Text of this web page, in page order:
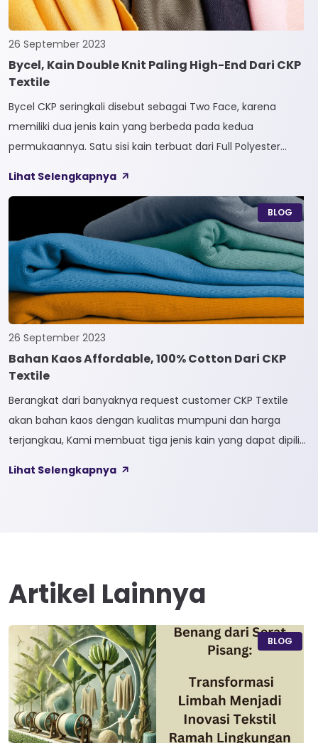
26 September 2023
Bycel, Kain Double Knit Paling High-End Dari CKP
Textile
Bycel CKP seringkali disebut sebagai Two Face, karena
memiliki dua jenis kain yang berbeda pada kedua
permukaannya. Satu sisi kain terbuat dari Full Polyester
Bycel merupakan kain High-End karena bersifat Fungsional,
dapat digunakan sesuai kebutuhan customer. Selain itu,
kain Bycel juga diberi teknologi teranyar yakni pemberian
dua jenis […]
Lihat Selengkapnya
BLOG
26 September 2023
Bahan Kaos Affordable, 100% Cotton Dari CKP
Textile
Berangkat dari banyaknya request customer CKP Textile
akan bahan kaos dengan kualitas mumpuni dan harga
terjangkau, Kami membuat tiga jenis kain yang dapat dipilih
kain yang bahan dasarnya 100% cotton. Softcel juga sering
Lihat Selengkapnya
Artikel Lainnya
BLOG